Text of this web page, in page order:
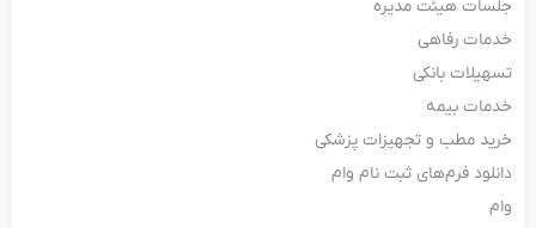
جلسات هیئت مدیره
خدمات رفاهی
تسهیلات بانکی
خدمات بیمه
خرید مطب و تجهیزات پزشکی
دانلود فرم‌های ثبت‌ نام وام
وام